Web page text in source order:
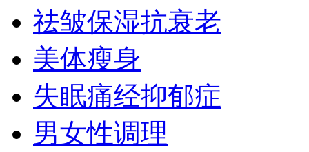
祛皱保湿抗衰老
美体瘦身
失眠痛经抑郁症
男女性调理